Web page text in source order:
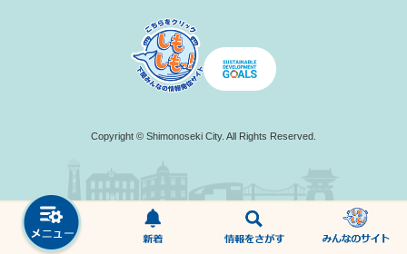
Copyright © Shimonoseki City. All Rights Reserved.